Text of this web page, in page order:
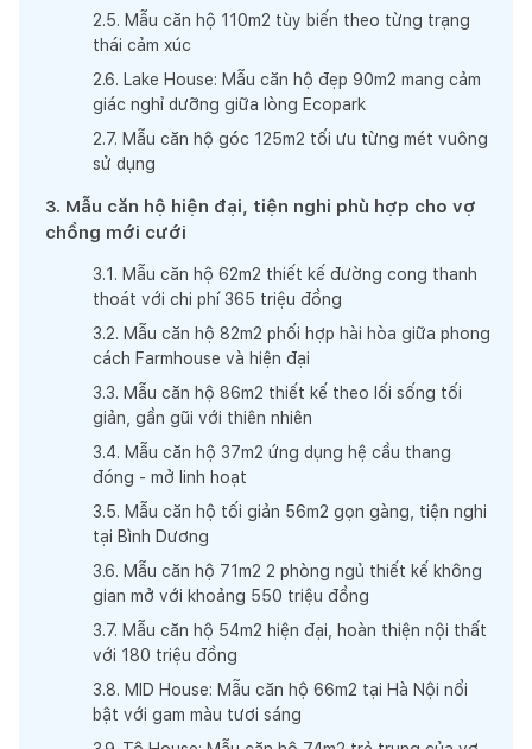
2.5. Mẫu căn hộ 110m2 tùy biến theo từng trạng
thái cảm xúc
2.6. Lake House: Mẫu căn hộ đẹp 90m2 mang cảm
giác nghỉ dưỡng giữa lòng Ecopark
2.7. Mẫu căn hộ góc 125m2 tối ưu từng mét vuông
sử dụng
3. Mẫu căn hộ hiện đại, tiện nghi phù hợp cho vợ
chồng mới cưới
3.1 . Mẫu căn hộ 62m2 thiết kế đường cong thanh
thoát với chi phí 365 triệu đồng
3.2. Mẫu căn hộ 82m2 phối hợp hài hòa giữa phong
cách Farmhouse và hiện đại
3.3. Mẫu căn hộ 86m2 thiết kế theo lối sống tối
giản, gần gũi với thiên nhiên
3.4. Mẫu căn hộ 37m2 ứng dụng hệ cầu thang
đóng - mở linh hoạt
3.5. Mẫu căn hộ tối giản 56m2 gọn gàng, tiện nghi
tại Bình Dương
3.6. Mẫu căn hộ 71m2 2 phòng ngủ thiết kế không
gian mở với khoảng 550 triệu đồng
3.7. Mẫu căn hộ 54m2 hiện đại, hoàn thiện nội thất
với 180 triệu đồng
3.8. MID House: Mẫu căn hộ 66m2 tại Hà Nội nổi
bật với gam màu tươi sáng